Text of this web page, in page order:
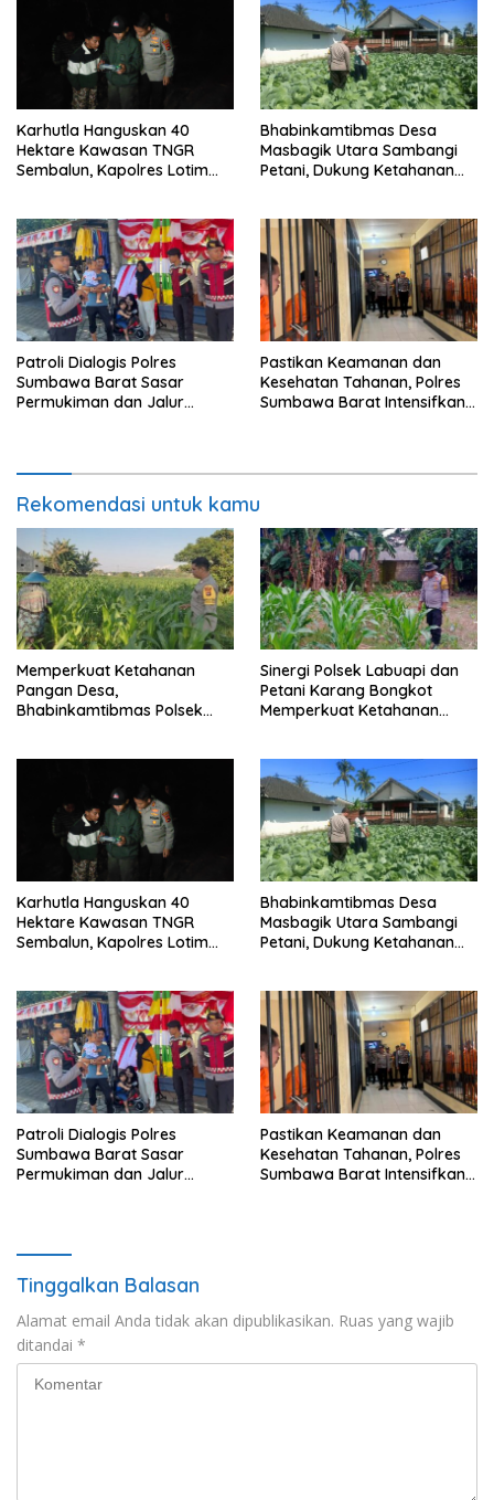
Karhutla Hanguskan 40
Hektare Kawasan TNGR
Sembalun, Kapolres Lotim
Bhabinkamtibmas Desa
Masbagik Utara Sambangi
Petani, Dukung Ketahanan
Patroli Dialogis Polres
Sumbawa Barat Sasar
Permukiman dan Jalur
Pastikan Keamanan dan
Kesehatan Tahanan, Polres
Sumbawa Barat Intensifkan
Rekomendasi untuk kamu
Memperkuat Ketahanan
Pangan Desa,
Bhabinkamtibmas Polsek
Sinergi Polsek Labuapi dan
Petani Karang Bongkot
Memperkuat Ketahanan
Karhutla Hanguskan 40
Hektare Kawasan TNGR
Sembalun, Kapolres Lotim
Bhabinkamtibmas Desa
Masbagik Utara Sambangi
Petani, Dukung Ketahanan
Patroli Dialogis Polres
Sumbawa Barat Sasar
Permukiman dan Jalur
Pastikan Keamanan dan
Kesehatan Tahanan, Polres
Sumbawa Barat Intensifkan
Tinggalkan Balasan
Alamat email Anda tidak akan dipublikasikan. Ruas yang wajib
ditandai *